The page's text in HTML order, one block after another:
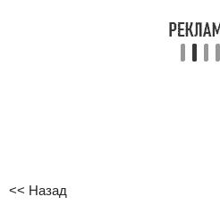
<< Назад